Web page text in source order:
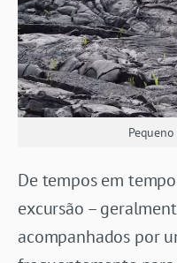
De tempos em
excursão –
acompanhados por